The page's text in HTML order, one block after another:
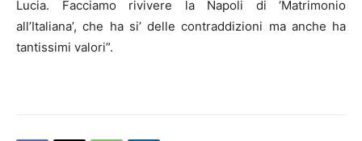
Lucia. Facciamo rivivere la Napoli di ‘Matrimonio
all’Italiana’, che ha si’ delle contraddizioni ma anche ha
tantissimi valori”.